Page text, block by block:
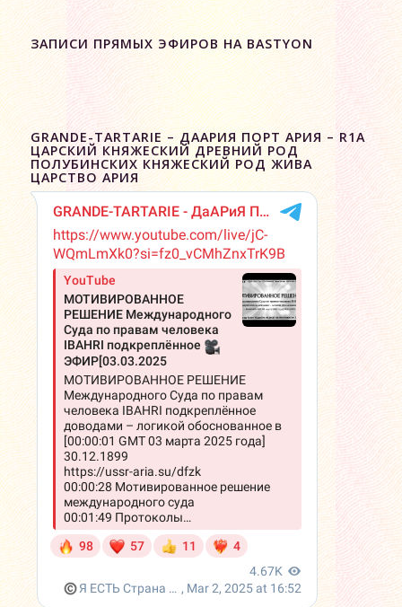
ЗАПИСИ ПРЯМЫХ ЭФИРОВ НА BASTYON
GRANDE-TARTARIE – ДААРИЯ ПОРТ АРИЯ – R1A
ЦАРСКИЙ КНЯЖЕСКИЙ ДРЕВНИЙ РОД
ПОЛУБИНСКИХ КНЯЖЕСКИЙ РОД ЖИВА
ЦАРСТВО АРИЯ